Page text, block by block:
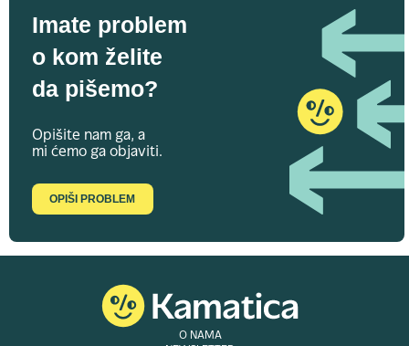
Imate problem
o kom želite
da pišemo?
Opišite nam ga, a
mi ćemo ga objaviti.
OPIŠI PROBLEM
O NAMA